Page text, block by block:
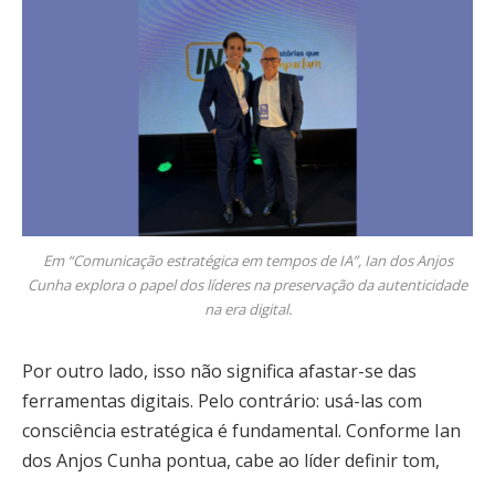
Em “Comunicação estratégica em tempos de IA”, Ian dos Anjos
Cunha explora o papel dos líderes na preservação da autenticidade
na era digital.
Por outro lado, isso não significa afastar-se das
ferramentas digitais. Pelo contrário: usá-las com
consciência estratégica é fundamental. Conforme Ian
dos Anjos Cunha pontua, cabe ao líder definir tom,